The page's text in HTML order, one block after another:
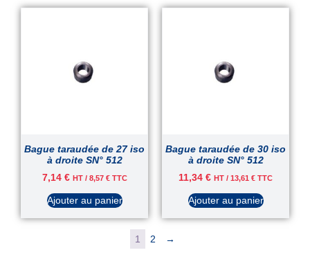
Bague taraudée de 27 iso
à droite SN° 512
7,14 € HT / 8,57 €TTC
Ajouter au panier
Bague taraudée de 30 iso
à droite SN° 512
11,34 € HT / 13,61 € TTC
Ajouter au panier
1 2 →